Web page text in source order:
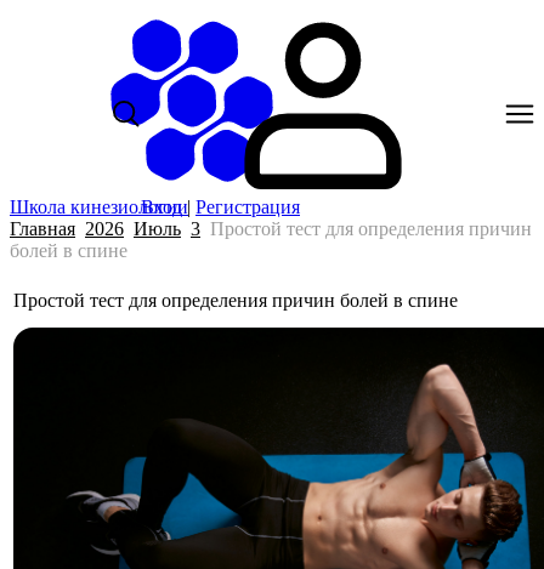
Школа кинезиологии
Вход| Регистрация
Главная 2026 Июль 3 Простой тест для определения причин
болей в спине
Простой тест для определения причин болей в спине